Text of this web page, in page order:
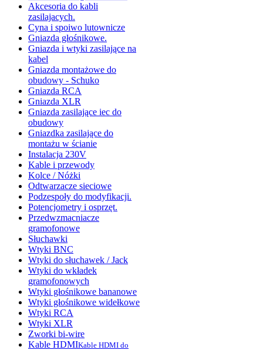
Akcesoria do kabli
zasilajacych.
Cyna i spoiwo lutownicze
Gniazda głośnikowe.
Gniazda i wtyki zasilające na
kabel
Gniazda montażowe do
obudowy - Schuko
Gniazda RCA
Gniazda XLR
Gniazda zasilające iec do
obudowy
Gniazdka zasilające do
montażu w ścianie
Instalacja 230V
Kable i przewody
Kolce / Nóżki
Odtwarzacze sieciowe
Podzespoły do modyfikacji.
Potencjometry i osprzęt.
Przedwzmacniacze
gramofonowe
Słuchawki
Wtyki BNC
Wtyki do słuchawek / Jack
Wtyki do wkładek
gramofonowych
Wtyki głośnikowe bananowe
Wtyki głośnikowe widełkowe
Wtyki RCA
Wtyki XLR
Zworki bi-wire
Kable HDMIKable HDMI do